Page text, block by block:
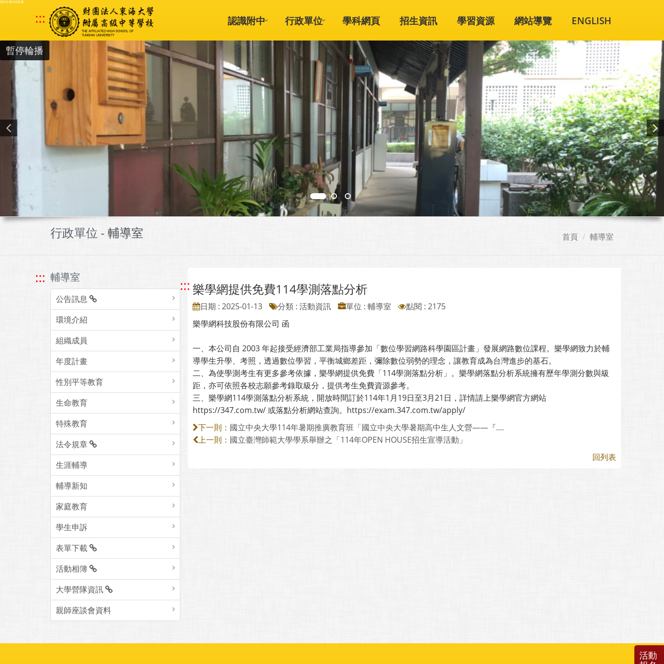
跳到主要內容區塊
::: 認識附中 行政單位 學科網頁 招生資訊 學習資源 網站導覽 ENGLISH
暫停輪播
行政單位 - 輔導室 首頁 輔導室
::: 輔導室
公告訊息
環境介紹
組織成員
年度計畫
性別平等教育
生命教育
特殊教育
法令規章
生涯輔導
輔導新知
家庭教育
學生申訴
表單下載
活動相簿
大學營隊資訊
親師座談會資料
::: 樂學網提供免費114學測落點分析
日期 : 2025-01-13 分類 : 活動資訊 單位 : 輔導室
點閱 : 2175
樂學網科技股份有限公司 函
一、本公司自 2003 年起接受經濟部工業局指導參加「數位學習網路科學園區計畫」發展網路數位課程。樂學網致力於輔
導學生升學、考照，透過數位學習，平衡城鄉差距，彌除數位弱勢的理念，讓教育成為台灣進步的基石。
二、為使學測考生有更多參考依據，樂學網提供免費「114學測落點分析」。樂學網落點分析系統擁有歷年學測分數與級
距，亦可依照各校志願參考錄取級分，提供考生免費資源參考。
三、樂學網114學測落點分析系統，開放時間訂於114年1月19日至3月21日，詳情請上樂學網官方網站
https://347.com.tw/ 或落點分析網站查詢。https://exam.347.com.tw/apply/
下一則： 國立中央大學114年暑期推廣教育班「國立中央大學暑期高中生人文營——『....
上一則： 國立臺灣師範大學學系舉辦之「114年OPEN HOUSE招生宣導活動」
回列表
活動